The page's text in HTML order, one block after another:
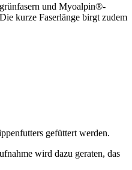
und Myoalpin®-
kurze Faserlänge birgt zudem
gefüttert werden.
wird dazu geraten, das